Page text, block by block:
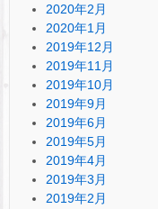
2020年2月
2020年1月
2019年12月
2019年11月
2019年10月
2019年9月
2019年6月
2019年5月
2019年4月
2019年3月
2019年2月